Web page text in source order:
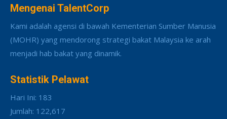
Mengenai TalentCorp
Kami adalah agensi di bawah Kementerian Sumber Manusia
(MOHR) yang mendorong strategi bakat Malaysia ke arah
menjadi hab bakat yang dinamik.
Statistik Pelawat
Hari Ini: 183
Jumlah: 122,617